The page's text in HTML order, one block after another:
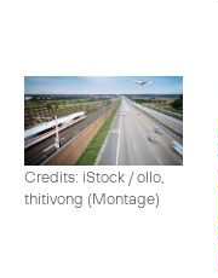
Credits: iStock / ollo,
thitivong (Montage)